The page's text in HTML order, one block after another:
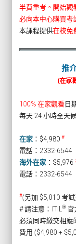
半費重考。開始觀
必向本中心購買考
本課程提供在校免
推
(在家
100% 在家觀看日
每天 24 小時全天
在家 ： $4,980 #
電話：2332-6544
海外在家 ： $5,976
電話：2332-6544
#(另加 $5,010 考
# 請注意：ITIL
® 官
必須同時繳交相應
費用 ($4,980 +